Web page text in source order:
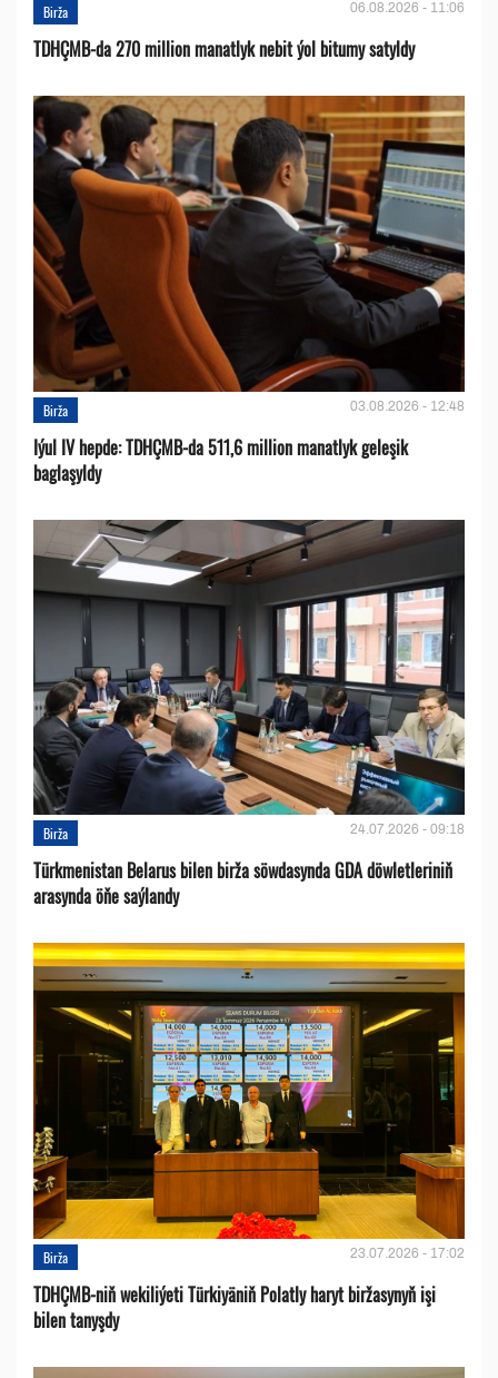
Birža 06.08.2026 - 11:06
TDHÇMB-da 270 million manatlyk nebit ýol bitumy satyldy
Birža 03.08.2026 - 12:48
Iýul IV hepde: TDHÇMB-da 511,6 million manatlyk geleşik
baglaşyldy
Birža 24.07.2026 - 09:18
Türkmenistan Belarus bilen birža söwdasynda GDA döwletleriniň
arasynda öňe saýlandy
Birža 23.07.2026 - 17:02
TDHÇMB-niň wekiliýeti Türkiyäniň Polatly haryt biržasynyň işi
bilen tanyşdy